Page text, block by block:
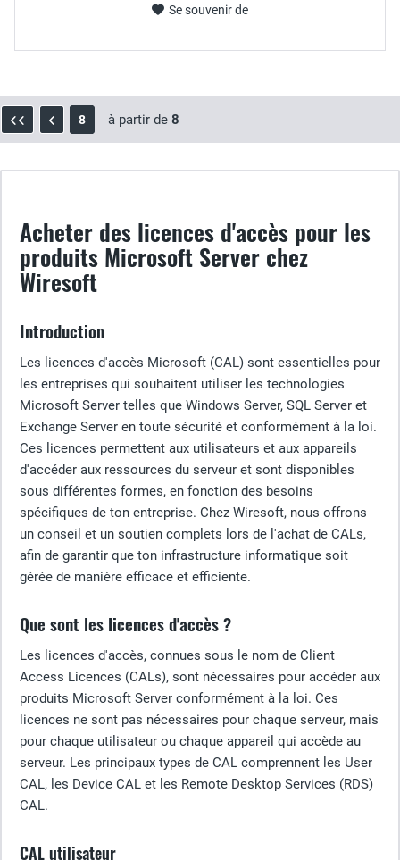
Se souvenir de
8 à partir de 8
Acheter des licences d'accès pour les
produits Microsoft Server chez
Wiresoft
Introduction
Les licences d'accès Microsoft (CAL) sont essentielles pour
les entreprises qui souhaitent utiliser les technologies
Microsoft Server telles que Windows Server, SQL Server et
Exchange Server en toute sécurité et conformément à la loi.
Ces licences permettent aux utilisateurs et aux appareils
d'accéder aux ressources du serveur et sont disponibles
sous différentes formes, en fonction des besoins
spécifiques de ton entreprise. Chez Wiresoft, nous offrons
un conseil et un soutien complets lors de l'achat de CALs,
afin de garantir que ton infrastructure informatique soit
gérée de manière efficace et efficiente.
Que sont les licences d'accès ?
Les licences d'accès, connues sous le nom de Client
Access Licences (CALs), sont nécessaires pour accéder aux
produits Microsoft Server conformément à la loi. Ces
licences ne sont pas nécessaires pour chaque serveur, mais
pour chaque utilisateur ou chaque appareil qui accède au
serveur. Les principaux types de CAL comprennent les User
CAL, les Device CAL et les Remote Desktop Services (RDS)
CAL.
CAL utilisateur